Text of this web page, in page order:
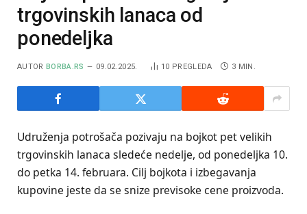
trgovinskih lanaca od
ponedeljka
AUTOR BORBA.RS 09.02.2025. 10 PREGLEDA 3 MIN.
Udruženja potrošača pozivaju na bojkot pet velikih
trgovinskih lanaca sledeće nedelje, od ponedeljka 10.
do petka 14. februara. Cilj bojkota i izbegavanja
kupovine jeste da se snize previsoke cene proizvoda.